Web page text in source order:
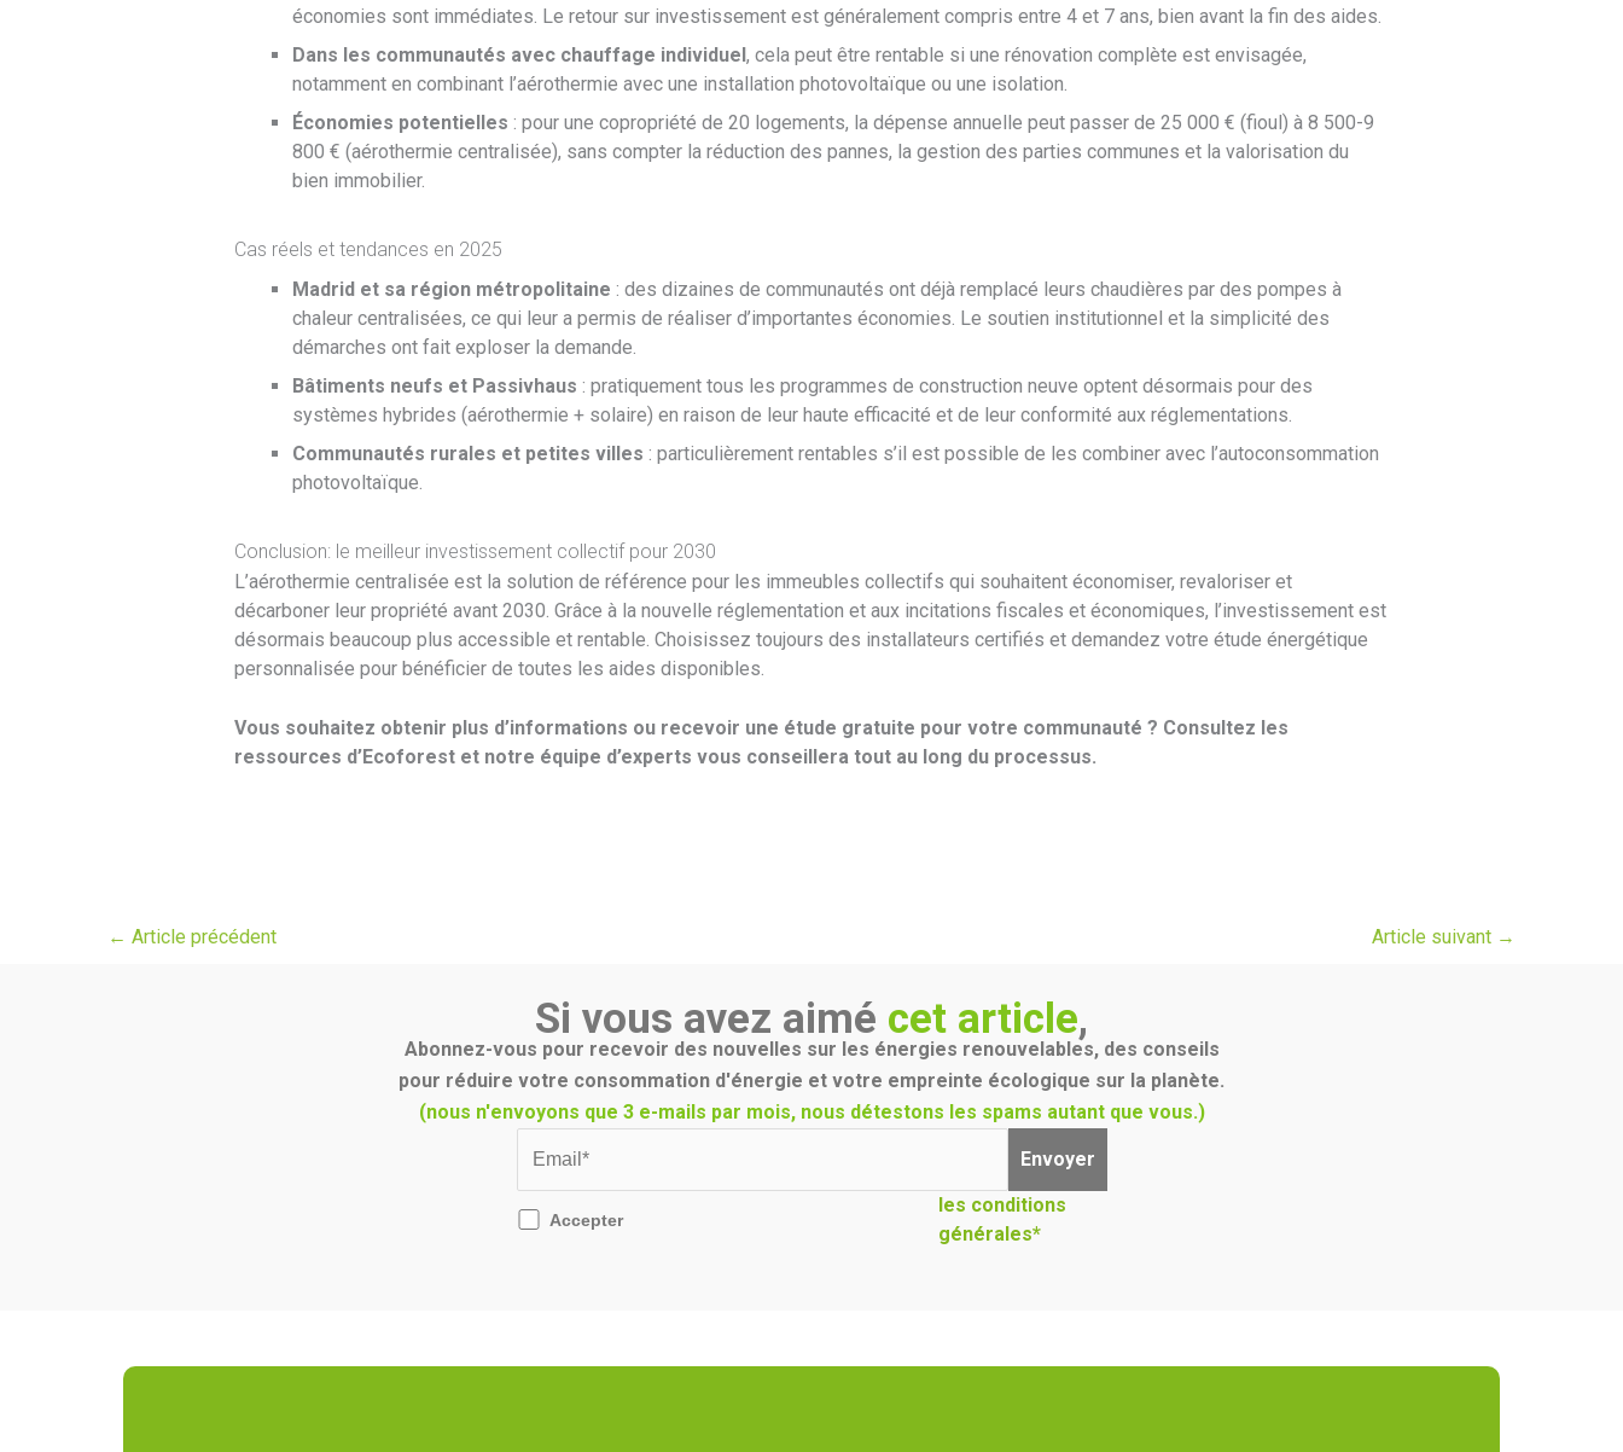
économies sont immédiates. Le retour sur investissement est généralement compris entre 4 et 7 ans, bien avant la fin des aides.
Dans les communautés avec chauffage individuel, cela peut être rentable si une rénovation complète est envisagée,
notamment en combinant l’aérothermie avec une installation photovoltaïque ou une isolation.
Économies potentielles : pour une copropriété de 20 logements, la dépense annuelle peut passer de 25 000 € (fioul) à 8 500-9
800 € (aérothermie centralisée), sans compter la réduction des pannes, la gestion des parties communes et la valorisation du
bien immobilier.
Cas réels et tendances en 2025
Madrid et sa région métropolitaine : des dizaines de communautés ont déjà remplacé leurs chaudières par des pompes à
chaleur centralisées, ce qui leur a permis de réaliser d’importantes économies. Le soutien institutionnel et la simplicité des
démarches ont fait exploser la demande.
Bâtiments neufs et Passivhaus : pratiquement tous les programmes de construction neuve optent désormais pour des
systèmes hybrides (aérothermie + solaire) en raison de leur haute efficacité et de leur conformité aux réglementations.
Communautés rurales et petites villes : particulièrement rentables s’il est possible de les combiner avec l’autoconsommation
photovoltaïque.
Conclusion: le meilleur investissement collectif pour 2030
L’aérothermie centralisée est la solution de référence pour les immeubles collectifs qui souhaitent économiser, revaloriser et
décarboner leur propriété avant 2030. Grâce à la nouvelle réglementation et aux incitations fiscales et économiques, l’investissement est
désormais beaucoup plus accessible et rentable. Choisissez toujours des installateurs certifiés et demandez votre étude énergétique
personnalisée pour bénéficier de toutes les aides disponibles.
Vous souhaitez obtenir plus d’informations ou recevoir une étude gratuite pour votre communauté ? Consultez les
ressources d’Ecoforest et notre équipe d’experts vous conseillera tout au long du processus.
← Article précédent Article suivant →
Si vous avez aimé cet article,
Abonnez-vous pour recevoir des nouvelles sur les énergies renouvelables, des conseils
pour réduire votre consommation d'énergie et votre empreinte écologique sur la planète.
(nous n'envoyons que 3 e-mails par mois, nous détestons les spams autant que vous.)
Envoyer
Accepter
les conditions
générales*